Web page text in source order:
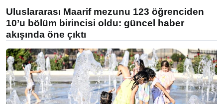
Uluslararası Maarif mezunu 123 öğrenciden
10’u bölüm birincisi oldu: güncel haber
akışında öne çıktı